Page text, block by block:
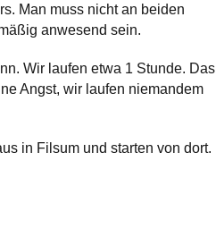
Man muss nicht an beiden
anwesend sein.
Wir laufen etwa 1 Stunde. Das
Angst, wir laufen niemandem
in Filsum und starten von dort.